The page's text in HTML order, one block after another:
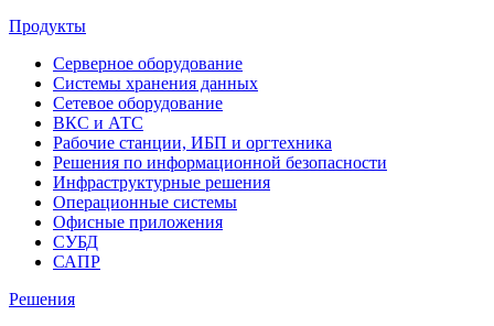
Продукты
Серверное оборудование
Системы хранения данных
Сетевое оборудование
ВКС и АТС
Рабочие станции, ИБП и оргтехника
Решения по информационной безопасности
Инфраструктурные решения
Операционные системы
Офисные приложения
СУБД
САПР
Решения